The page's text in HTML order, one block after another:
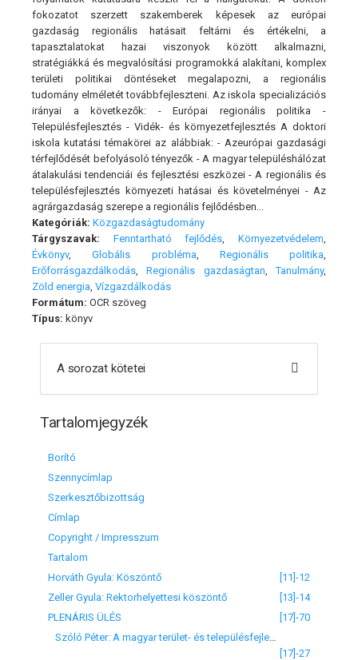
fokozatot szer­zett szakemberek képesek az európai
gazdaság regionális ha­tásait feltárni és értékelni, a
tapasztalatokat hazai viszonyok között alkalmazni,
stratégiákká és megvalósítási programokká alakítani, komplex
területi politikai döntéseket megalapozni, a regionális
tudomány elméletét továbbfejleszteni. Az iskola specializációs
irányai a következők: - Európai regionális politika -
Településfejlesztés - Vidék- és környezetfejlesztés A doktori
iskola kutatási témakörei az alábbiak: - Azeurópai gazdasági
térfejlődését befolyásoló tényezők - A magyar településhálózat
átalakulási tendenciái és fejlesztési eszközei - A regionális és
településfejlesztés környezeti hatásai és követelményei - Az
agrárgazdaság szerepe a regionális fejlődésben...
Kategóriák: Közgazdaságtudomány
Tárgyszavak:
Fenntartható fejlődés ,Környezetvédelem
Évkönyv,Globális probléma Regionális politika
Erőforrásgazdálkodás ,Regionális gazdaságtan ,Tanulmány,
Zöld energia Vízgazdálkodás
Formátum: OCR szöveg
Típus: könyv
A sorozat kötetei
Tartalomjegyzék
Borító
Szennycímlap
Szerkesztőbizottság
Címlap
Copyright / Impresszum
Tartalom
Horváth Gyula: Köszöntő
[11]-12
Zeller Gyula: Rektorhelyettesi köszöntő
[13]-14
PLENÁRIS ÜLÉS
[17]-70
[17]-27